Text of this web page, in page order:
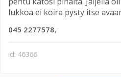
lukkoa ei koira pysty itse
045 2277578,
id: 46366